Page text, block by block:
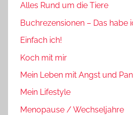
Alles Rund um die Tiere
Buchrezensionen – Das habe
Einfach ich!
Koch mit mir
Mein Leben mit Angst und
Mein Lifestyle
Menopause / Wechseljahre